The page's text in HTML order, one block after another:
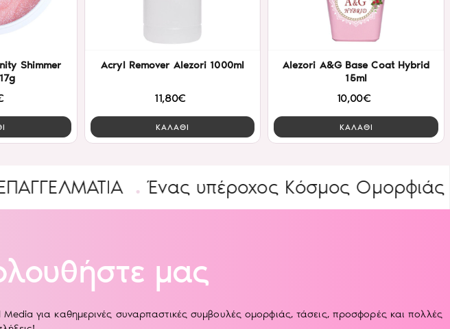
Shimmer
Acryl Remover Alezori 1000ml
11,80€
ΚΑΛΑΘΙ
Alezori A&G Base Coat Hybrid
15ml
10,00€
ΚΑΛΑΘΙ
Ένας υπέροχος Κόσμος Ομορφιάς
μας
για καθημερινές συναρπαστικές συμβουλές ομορφιάς, τάσεις, προσφορές και πολλές